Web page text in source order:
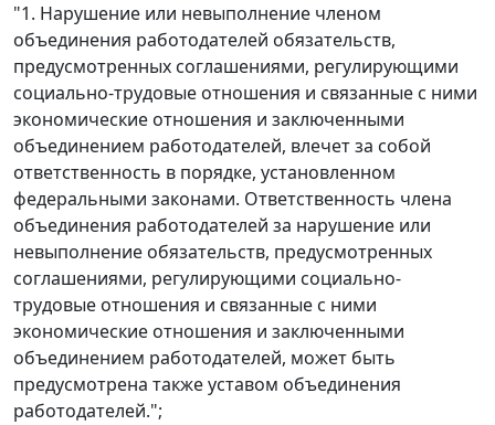
"1. Нарушение или невыполнение членом
объединения работодателей обязательств,
предусмотренных соглашениями, регулирующими
социально-трудовые отношения и связанные с ними
экономические отношения и заключенными
объединением работодателей, влечет за собой
ответственность в порядке, установленном
федеральными законами. Ответственность члена
объединения работодателей за нарушение или
невыполнение обязательств, предусмотренных
соглашениями, регулирующими социально-
трудовые отношения и связанные с ними
экономические отношения и заключенными
объединением работодателей, может быть
предусмотрена также уставом объединения
работодателей.";